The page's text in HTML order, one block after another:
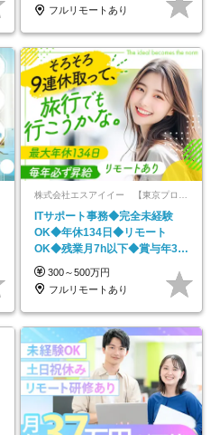
フルリモートあり
ITサポート事務◆完全未経験
OK◆年休134日◆リモート
OK◆残業月7h以下◆賞与年3回
◆5年目まで必ず昇給
300～500万円
フルリモートあり